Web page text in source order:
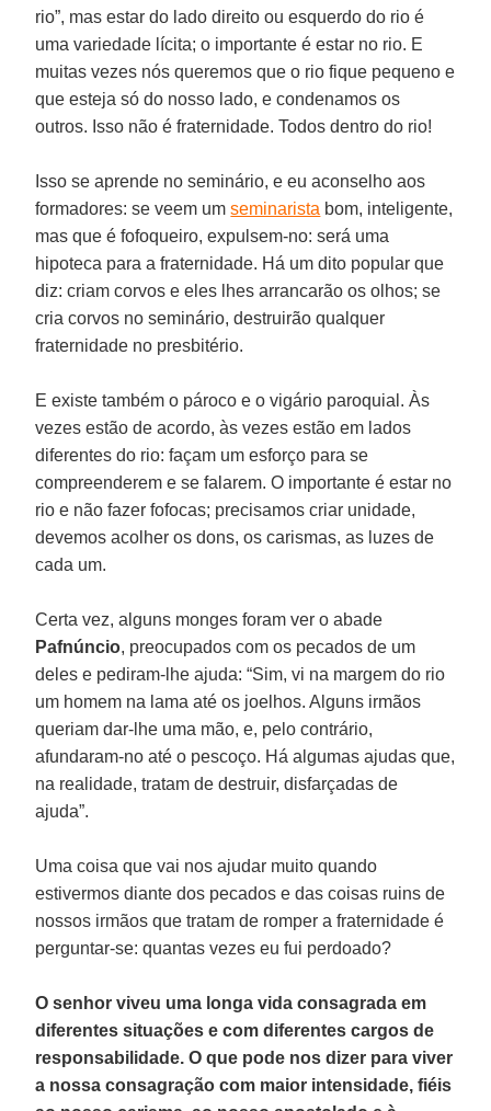
rio”, mas estar do lado direito ou esquerdo do rio é
uma variedade lícita; o importante é estar no rio. E
muitas vezes nós queremos que o rio fique pequeno e
que esteja só do nosso lado, e condenamos os
outros. Isso não é fraternidade. Todos dentro do rio!
Isso se aprende no seminário, e eu aconselho aos
formadores: se veem umseminarista bom, inteligente,
mas que é fofoqueiro, expulsem-no: será uma
hipoteca para a fraternidade. Há um dito popular que
diz: criam corvos e eles lhes arrancarão os olhos; se
cria corvos no seminário, destruirão qualquer
fraternidade no presbitério.
E existe também o pároco e o vigário paroquial. Às
vezes estão de acordo, às vezes estão em lados
diferentes do rio: façam um esforço para se
compreenderem e se falarem. O importante é estar no
rio e não fazer fofocas; precisamos criar unidade,
devemos acolher os dons, os carismas, as luzes de
cada um.
Certa vez, alguns monges foram ver o abade
Pafnúncio, preocupados com os pecados de um
deles e pediram-lhe ajuda: “Sim, vi na margem do rio
um homem na lama até os joelhos. Alguns irmãos
queriam dar-lhe uma mão, e, pelo contrário,
afundaram-no até o pescoço. Há algumas ajudas que,
na realidade, tratam de destruir, disfarçadas de
ajuda”.
Uma coisa que vai nos ajudar muito quando
estivermos diante dos pecados e das coisas ruins de
nossos irmãos que tratam de romper a fraternidade é
perguntar-se: quantas vezes eu fui perdoado?
O senhor viveu uma longa vida consagrada em
diferentes situações e com diferentes cargos de
responsabilidade. O que pode nos dizer para viver
a nossa consagração com maior intensidade, fiéis